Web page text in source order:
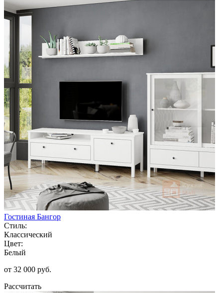
Гостиная Бангор
Стиль:
Классический
Цвет:
Белый
от 32 000 руб.
Рассчитать